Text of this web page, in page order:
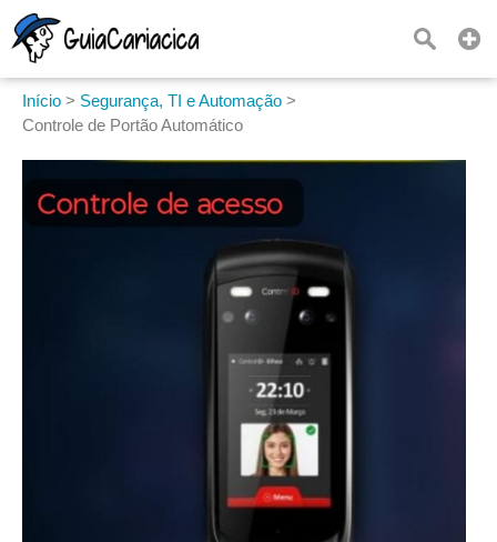
Início > Segurança, TI e Automação >
Controle de Portão Automático